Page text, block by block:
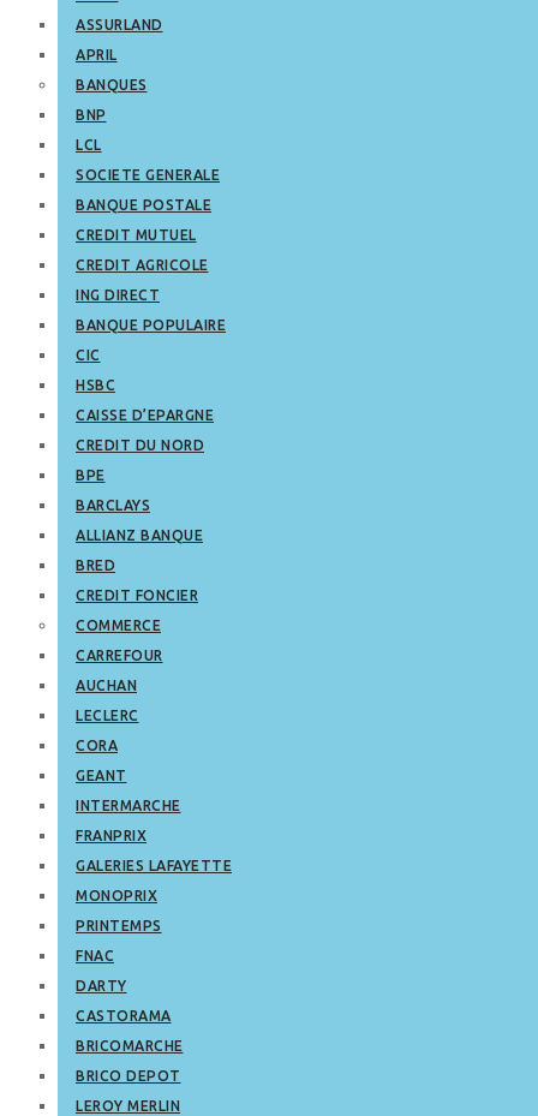
ASSURLAND
APRIL
BANQUES
BNP
LCL
SOCIETE GENERALE
BANQUE POSTALE
CREDIT MUTUEL
CREDIT AGRICOLE
ING DIRECT
BANQUE POPULAIRE
CIC
HSBC
CAISSE D’EPARGNE
CREDIT DU NORD
BPE
BARCLAYS
ALLIANZ BANQUE
BRED
CREDIT FONCIER
COMMERCE
CARREFOUR
AUCHAN
LECLERC
CORA
GEANT
INTERMARCHE
FRANPRIX
GALERIES LAFAYETTE
MONOPRIX
PRINTEMPS
FNAC
DARTY
CASTORAMA
BRICOMARCHE
BRICO DEPOT
LEROY MERLIN